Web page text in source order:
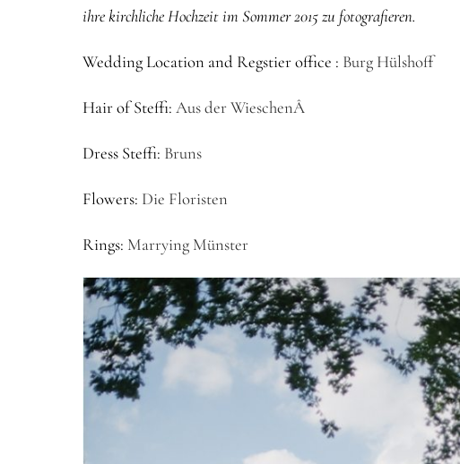
ihre kirchliche Hochzeit im Sommer 2015 zu fotografieren.
Wedding Location and Regstier office : Burg Hülshoff
Hair of Steffi: Aus der WieschenÂ
Dress Steffi: Bruns
Flowers: Die Floristen
Rings: Marrying Münster